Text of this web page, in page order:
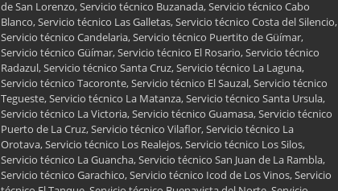
de San Lorenzo, Servicio técnico Buzanada, Servicio técnico Cabo
Blanco, Servicio técnico Las Galletas, Servicio técnico Costa del Silencio,
Servicio técnico Candelaria, Servicio técnico Puertito de Güímar,
Servicio técnico Güímar, Servicio técnico El Rosario, Servicio técnico
Radazul, Servicio técnico Santa Cruz, Servicio técnico La Laguna,
Servicio técnico Tacoronte, Servicio técnico El Sauzal, Servicio técnico
Tegueste, Servicio técnico La Matanza, Servicio técnico Santa Ursula,
Servicio técnico La Victoria, Servicio técnico Guamasa, Servicio técnico
Puerto de La Cruz, Servicio técnico Vilaflor, Servicio técnico La
Orotava, Servicio técnico Los Realejos, Servicio técnico Los Silos,
Servicio técnico La Guancha, Servicio técnico San Juan de La Rambla,
Servicio técnico Garachico, Servicio técnico Icod de Los Vinos, Servicio